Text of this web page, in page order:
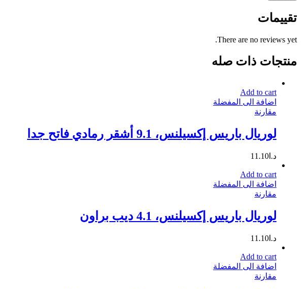
تقييمات
There are no reviews yet.
منتجات ذات صله
Add to cart
اضافة الى المفضلة
مقارنة
لوريال باريس إكسيلنس، 9.1 أشقر رمادي فاتح جدا
د.ا 11.10
Add to cart
اضافة الى المفضلة
مقارنة
لوريال باريس إكسيلنس، 4.1 ديب براون
د.ا 11.10
Add to cart
اضافة الى المفضلة
مقارنة